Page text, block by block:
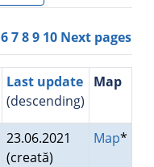
6789 10 Next pages
Last update
(descending)
Map
23.06.2021
(creată)
Map*